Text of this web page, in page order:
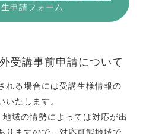
生申請フォーム
受講事前申請について
れる場合には受講生様情報の
いたします。
域の情勢によっては対応が出
りますので、対応可能地域で